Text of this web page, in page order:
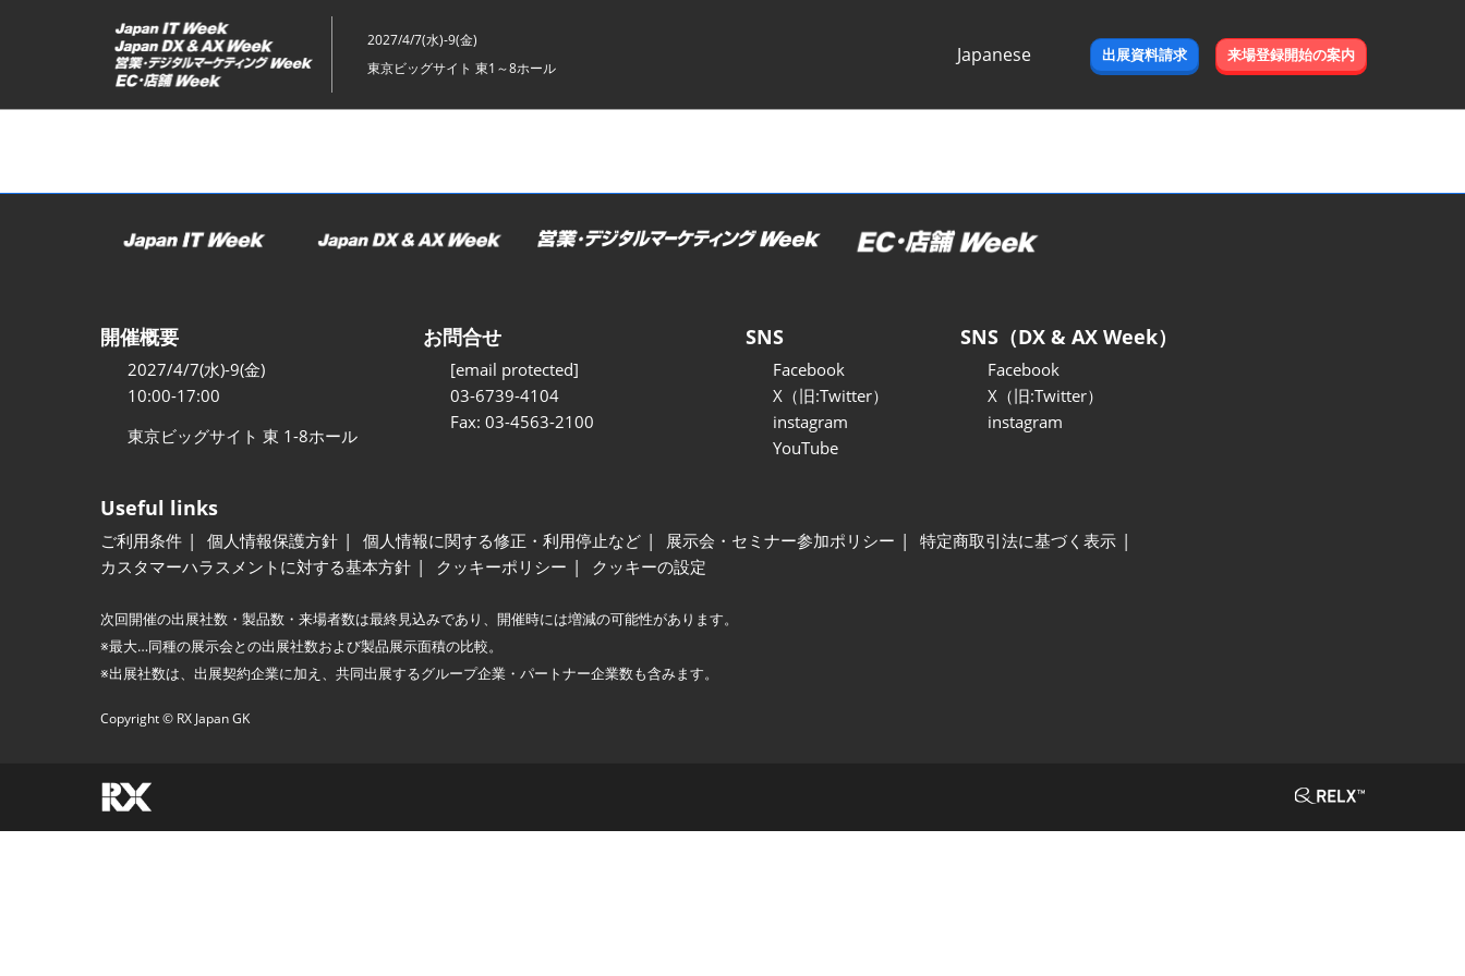
ッ
2027/4/7(水)-9(金)
東京ビッグサイト 東1～8ホール
Japanese
出展資料請求 来場登録開始の案内
開催概要
2027/4/7(水)-9(金)
10:00-17:00
東京ビッグサイト 東 1-8ホール
お問合せ
[email protected]
03-6739-4104
Fax: 03-4563-2100
SNS
Facebook
X（旧:Twitter）
instagram
YouTube
SNS（DX & AX Week）
Facebook
X（旧:Twitter）
instagram
Useful links
ご利用条件 個人情報保護方針 個人情報に関する修正・利用停止など 展示会・セミナー参加ポリシー
特定商取引法に基づく表示
カスタマーハラスメントに対する基本方針
クッキーポリシー クッキーの設定
次回開催の出展社数・製品数・来場者数は最終見込みであり、開催時には増減の可能性があります。
※最大…同種の展示会との出展社数および製品展示面積の比較。
※出展社数は、出展契約企業に加え、共同出展するグループ企業・パートナー企業数も含みます。
Copyright © RX Japan GK